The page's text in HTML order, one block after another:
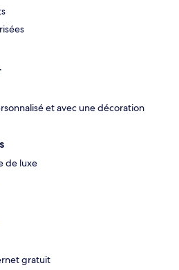
et avec une décoration
de luxe
gratuit